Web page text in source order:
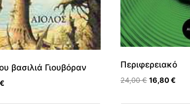
βασιλιά Γιουβόραν
€
Περιφερειακό
24,00€ Original
16,80€